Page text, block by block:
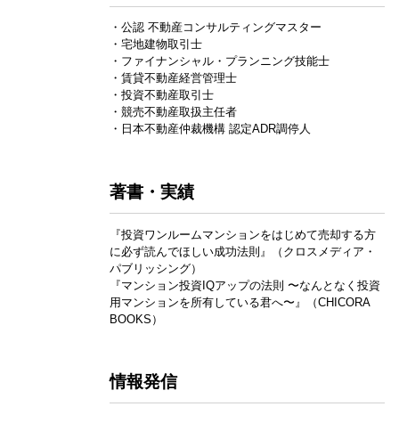
・公認 不動産コンサルティングマスター
・宅地建物取引士
・ファイナンシャル・プランニング技能士
・賃貸不動産経営管理士
・投資不動産取引士
・競売不動産取扱主任者
・日本不動産仲裁機構 認定ADR調停人
著書・実績
『投資ワンルームマンションをはじめて売却する方
に必ず読んでほしい成功法則』（クロスメディア・
パブリッシング）
『マンション投資IQアップの法則 〜なんとなく投資
用マンションを所有している君へ〜』（CHICORA
BOOKS）
情報発信